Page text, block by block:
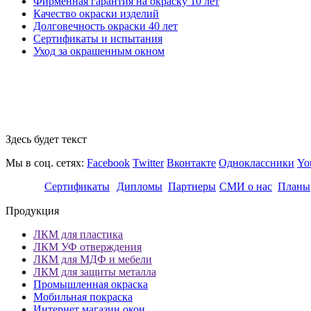
Качество окраски изделий
Долговечность окраски 40 лет
Сертификаты и испытания
Уход за окрашенным окном
Здесь будет текст
Мы в соц. сетях: Facebook Twitter Вконтакте Одноклассники
Сертификаты
Дипломы Партнеры СМИ о нас Планы
Продукция
ЛКМ для пластика
ЛКМ УФ отверждения
ЛКМ для МДФ и мебели
ЛКМ для защиты металла
Промышленная окраска
Мобильная покраска